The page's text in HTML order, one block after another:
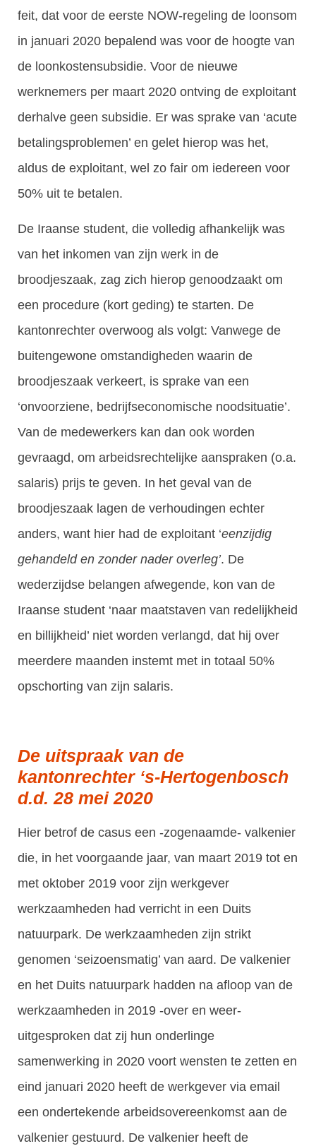
feit, dat voor de eerste NOW-regeling de loonsom
in januari 2020 bepalend was voor de hoogte van
de loonkostensubsidie. Voor de nieuwe
werknemers per maart 2020 ontving de exploitant
derhalve geen subsidie. Er was sprake van ‘acute
betalingsproblemen’ en gelet hierop was het,
aldus de exploitant, wel zo fair om iedereen voor
50% uit te betalen.
De Iraanse student, die volledig afhankelijk was
van het inkomen van zijn werk in de
broodjeszaak, zag zich hierop genoodzaakt om
een procedure (kort geding) te starten. De
kantonrechter overwoog als volgt: Vanwege de
buitengewone omstandigheden waarin de
broodjeszaak verkeert, is sprake van een
‘onvoorziene, bedrijfseconomische noodsituatie’.
Van de medewerkers kan dan ook worden
gevraagd, om arbeidsrechtelijke aanspraken (o.a.
salaris) prijs te geven. In het geval van de
broodjeszaak lagen de verhoudingen echter
anders, want hier had de exploitant ‘eenzijdig
gehandeld en zonder nader overleg’. De
wederzijdse belangen afwegende, kon van de
Iraanse student ‘naar maatstaven van redelijkheid
en billijkheid’ niet worden verlangd, dat hij over
meerdere maanden instemt met in totaal 50%
opschorting van zijn salaris.
De uitspraak van de
kantonrechter ‘s-Hertogenbosch
d.d. 28 mei 2020
Hier betrof de casus een -zogenaamde- valkenier
die, in het voorgaande jaar, van maart 2019 tot en
met oktober 2019 voor zijn werkgever
werkzaamheden had verricht in een Duits
natuurpark. De werkzaamheden zijn strikt
genomen ‘seizoensmatig’ van aard. De valkenier
en het Duits natuurpark hadden na afloop van de
werkzaamheden in 2019 -over en weer-
uitgesproken dat zij hun onderlinge
samenwerking in 2020 voort wensten te zetten en
eind januari 2020 heeft de werkgever via email
een ondertekende arbeidsovereenkomst aan de
valkenier gestuurd. De valkenier heeft de